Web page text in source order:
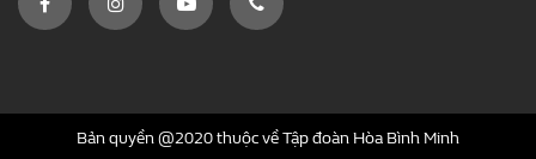
Bản quyền @2020 thuộc về Tập đoàn Hòa Bình Minh